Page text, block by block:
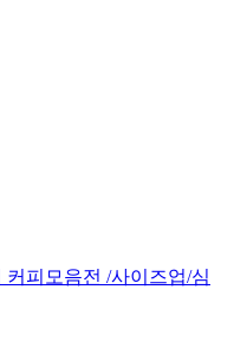
커피모음전 /사이즈업/심